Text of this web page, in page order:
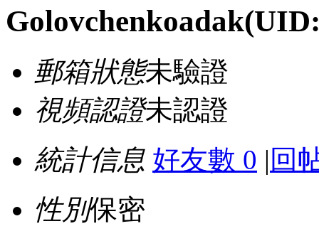
Golovchenkoadak
郵箱狀態未驗證
視頻認證未認證
統計信息 好友數 0 | 回
性別保密